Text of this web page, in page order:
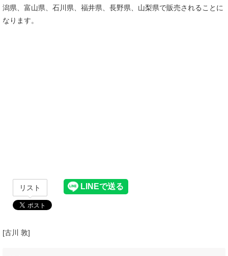
潟県、富山県、石川県、福井県、長野県、山梨県で販売されることに
なります。
リスト
[古川 敦]